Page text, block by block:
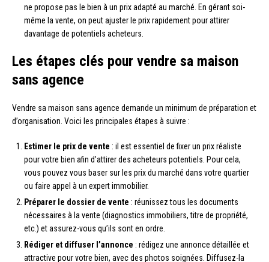
ne propose pas le bien à un prix adapté au marché. En gérant soi-
même la vente, on peut ajuster le prix rapidement pour attirer
davantage de potentiels acheteurs.
Les étapes clés pour vendre sa maison
sans agence
Vendre sa maison sans agence demande un minimum de préparation et
d’organisation. Voici les principales étapes à suivre :
Estimer le prix de vente : il est essentiel de fixer un prix réaliste
pour votre bien afin d’attirer des acheteurs potentiels. Pour cela,
vous pouvez vous baser sur les prix du marché dans votre quartier
ou faire appel à un expert immobilier.
Préparer le dossier de vente : réunissez tous les documents
nécessaires à la vente (diagnostics immobiliers, titre de propriété,
etc.) et assurez-vous qu’ils sont en ordre.
Rédiger et diffuser l’annonce : rédigez une annonce détaillée et
attractive pour votre bien, avec des photos soignées. Diffusez-la